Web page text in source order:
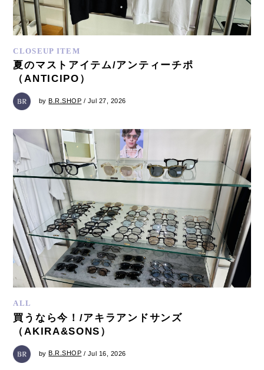
CLOSEUP ITEM
夏のマストアイテム/アンティーチポ
（ANTICIPO）
byB.R.SHOP / Jul 27, 2026
ALL
買うなら今！/アキラアンドサンズ
（AKIRA&SONS）
by B.R.SHOP / Jul 16, 2026